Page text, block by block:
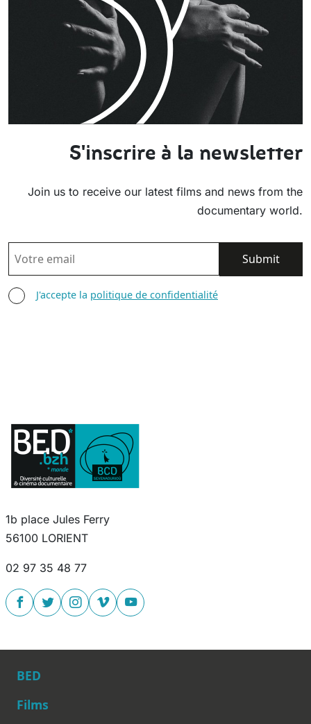
S'inscrire à la newsletter
Join us to receive our latest films and news from the
documentary world.
EMAIL
AGREE TERMS
J'accepte la politique de confidentialité
1b place Jules Ferry
56100 LORIENT
02 97 35 48 77
BED
Films